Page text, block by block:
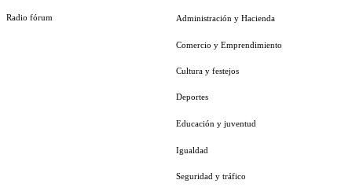
Radio fórum Administración y Hacienda
Comercio y Emprendimiento
Cultura y festejos
Deportes
Educación y juventud
Igualdad
Seguridad y tráfico